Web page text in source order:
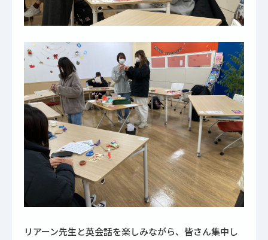
リアーン先生と英会話を楽しみながら、皆さん集中し